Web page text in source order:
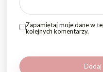
Zapamiętaj moje dane w
kolejnych komentarzy.